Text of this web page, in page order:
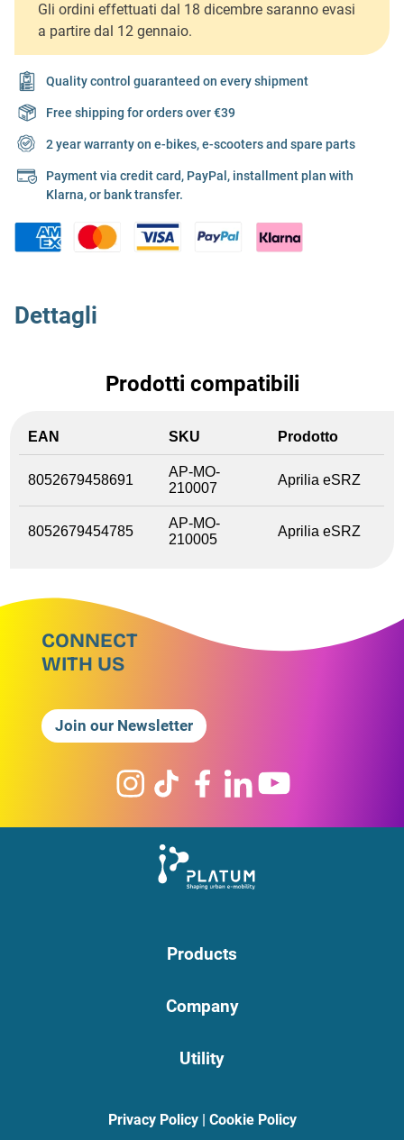
Gli ordini effettuati dal 18 dicembre saranno evasi
a partire dal 12 gennaio.
Quality control guaranteed on every shipment
Free shipping for orders over €39
2 year warranty on e-bikes, e-scooters and spare parts
Payment via credit card, PayPal, installment plan with
Klarna, or bank transfer.
Dettagli
Prodotti compatibili
EAN SKU Prodotto
8052679458691
AP-MO-
210007
Aprilia eSRZ
8052679454785
AP-MO-
210005
Aprilia eSRZ
CONNECT
WITH US
Join our Newsletter
Products
Company
Utility
Privacy Policy| Cookie Policy